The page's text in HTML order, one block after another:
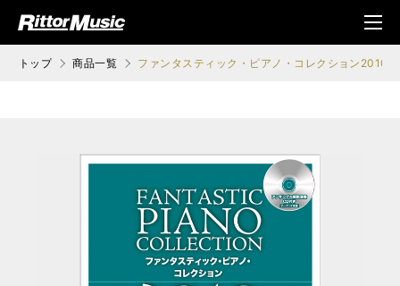
ジック (Rittor Musi
メニ
ュ
トップ 商品一覧 ファンタスティック・ピアノ・コレクション2010